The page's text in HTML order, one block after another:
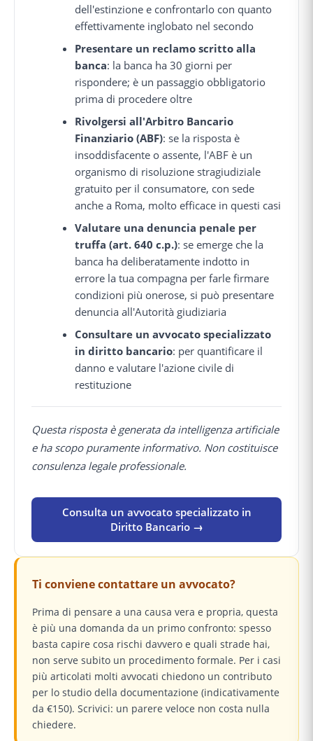
dell'estinzione e confrontarlo con quanto
effettivamente inglobato nel secondo
Presentare un reclamo scritto alla
banca: la banca ha 30 giorni per
rispondere; è un passaggio obbligatorio
prima di procedere oltre
Rivolgersi all'Arbitro Bancario
Finanziario (ABF): se la risposta è
insoddisfacente o assente, l'ABF è un
organismo di risoluzione stragiudiziale
gratuito per il consumatore, con sede
anche a Roma, molto efficace in questi casi
Valutare una denuncia penale per
truffa (art. 640 c.p.): se emerge che la
banca ha deliberatamente indotto in
errore la tua compagna per farle firmare
condizioni più onerose, si può presentare
denuncia all'Autorità giudiziaria
Consultare un avvocato specializzato
in diritto bancario: per quantificare il
danno e valutare l'azione civile di
restituzione
Questa risposta è generata da intelligenza artificiale
e ha scopo puramente informativo. Non costituisce
consulenza legale professionale.
Consulta un avvocato specializzato in
Diritto Bancario →
Ti conviene contattare un avvocato?
Prima di pensare a una causa vera e propria, questa
è più una domanda da un primo confronto: spesso
basta capire cosa rischi davvero e quali strade hai,
non serve subito un procedimento formale. Per i casi
più articolati molti avvocati chiedono un contributo
per lo studio della documentazione (indicativamente
da €150). Scrivici: un parere veloce non costa nulla
chiedere.